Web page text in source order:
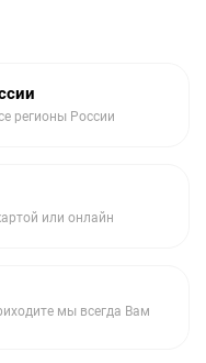
регионы России
или онлайн
мы всегда Вам